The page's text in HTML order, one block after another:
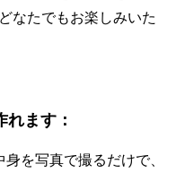
なたでもお楽しみいた
ます：
を写真で撮るだけで、